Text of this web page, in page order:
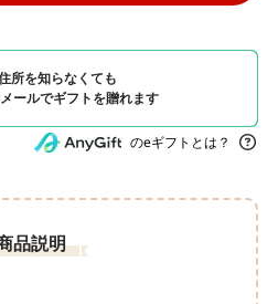
所を知らなくても
ールでギフトを贈れます
のeギフトとは？
品説明